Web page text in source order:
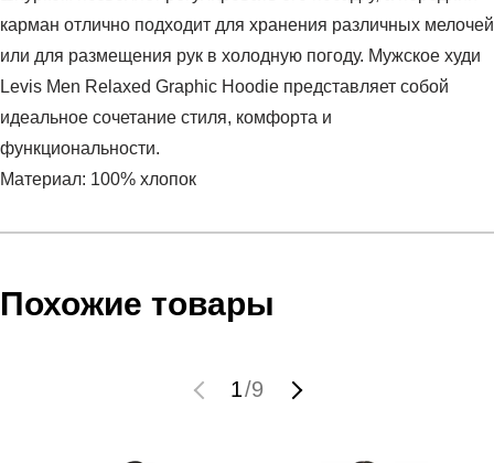
карман отлично подходит для хранения различных мелочей
или для размещения рук в холодную погоду. Мужское худи
Levis Men Relaxed Graphic Hoodie представляет собой
идеальное сочетание стиля, комфорта и
функциональности.
Материал: 100% хлопок
Артикул:38479-0182
HOODIE
RELAXED FIT GRAPHIC HOODIE
Условия оплаты
высылает Вам менеджер.
мы не увидим Вашу оплату.
Похожие товары
1/9